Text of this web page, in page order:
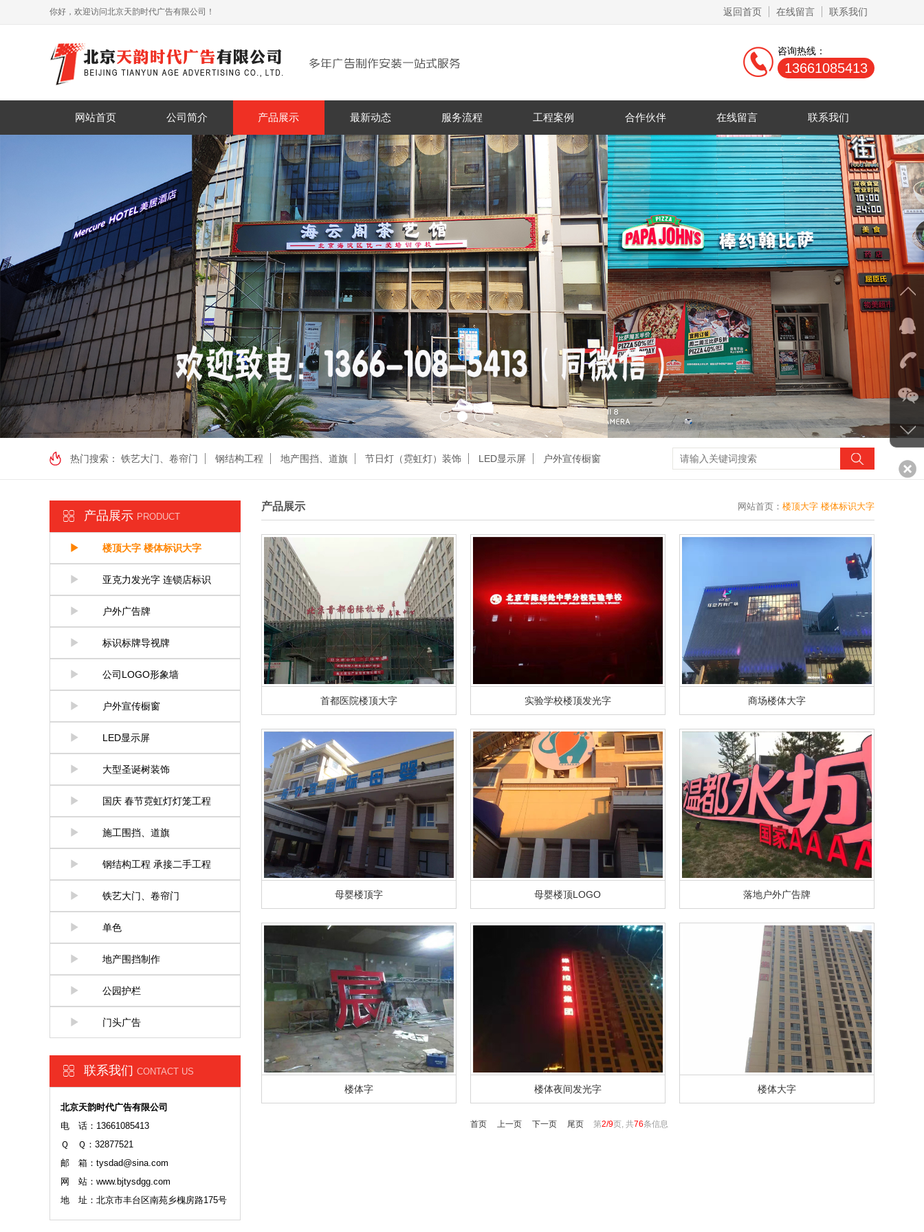
你好，欢迎访问北京天韵时代广告有限公司！ 返回首页 在线留言 联系我们
咨询热线：
13661085413
网站首页 公司简介 产品展示 最新动态 服务流程 工程案例 合作伙伴 在线留言 联系我们
热门搜索： 铁艺大门、卷帘门 钢结构工程 地产围挡、道旗 节日灯（霓虹灯）装饰 LED显示屏 户外宣传橱窗
产品展示 PRODUCT
楼顶大字 楼体标识大字
亚克力发光字 连锁店标识
户外广告牌
标识标牌导视牌
公司LOGO形象墙
户外宣传橱窗
LED显示屏
大型圣诞树装饰
国庆 春节霓虹灯灯笼工程
施工围挡、道旗
钢结构工程 承接二手工程
铁艺大门、卷帘门
单色
地产围挡制作
公园护栏
门头广告
联系我们 CONTACT US
北京天韵时代广告有限公司
电 话：13661085413
Ｑ Ｑ：32877521
邮 箱：tysdad@sina.com
网 站：www.bjtysdgg.com
地 址：北京市丰台区南苑乡槐房路175号
产品展示 网站首页 ： 楼顶大字 楼体标识大字
首都医院楼顶大字 实验学校楼顶发光字 商场楼体大字
母婴楼顶字 母婴楼顶LOGO 落地户外广告牌
楼体字 楼体夜间发光字 楼体大字
首页 上一页 下一页 尾页 第2/9页, 共76条信息